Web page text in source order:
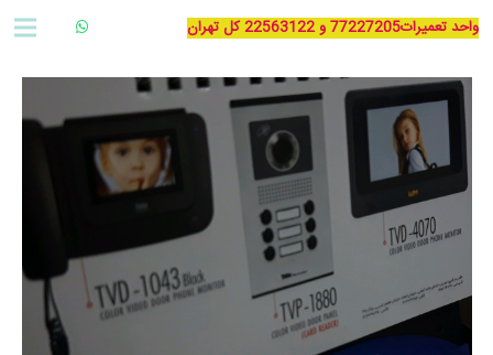
واحد تعمیرات77227205 و 22563122 کل تهران